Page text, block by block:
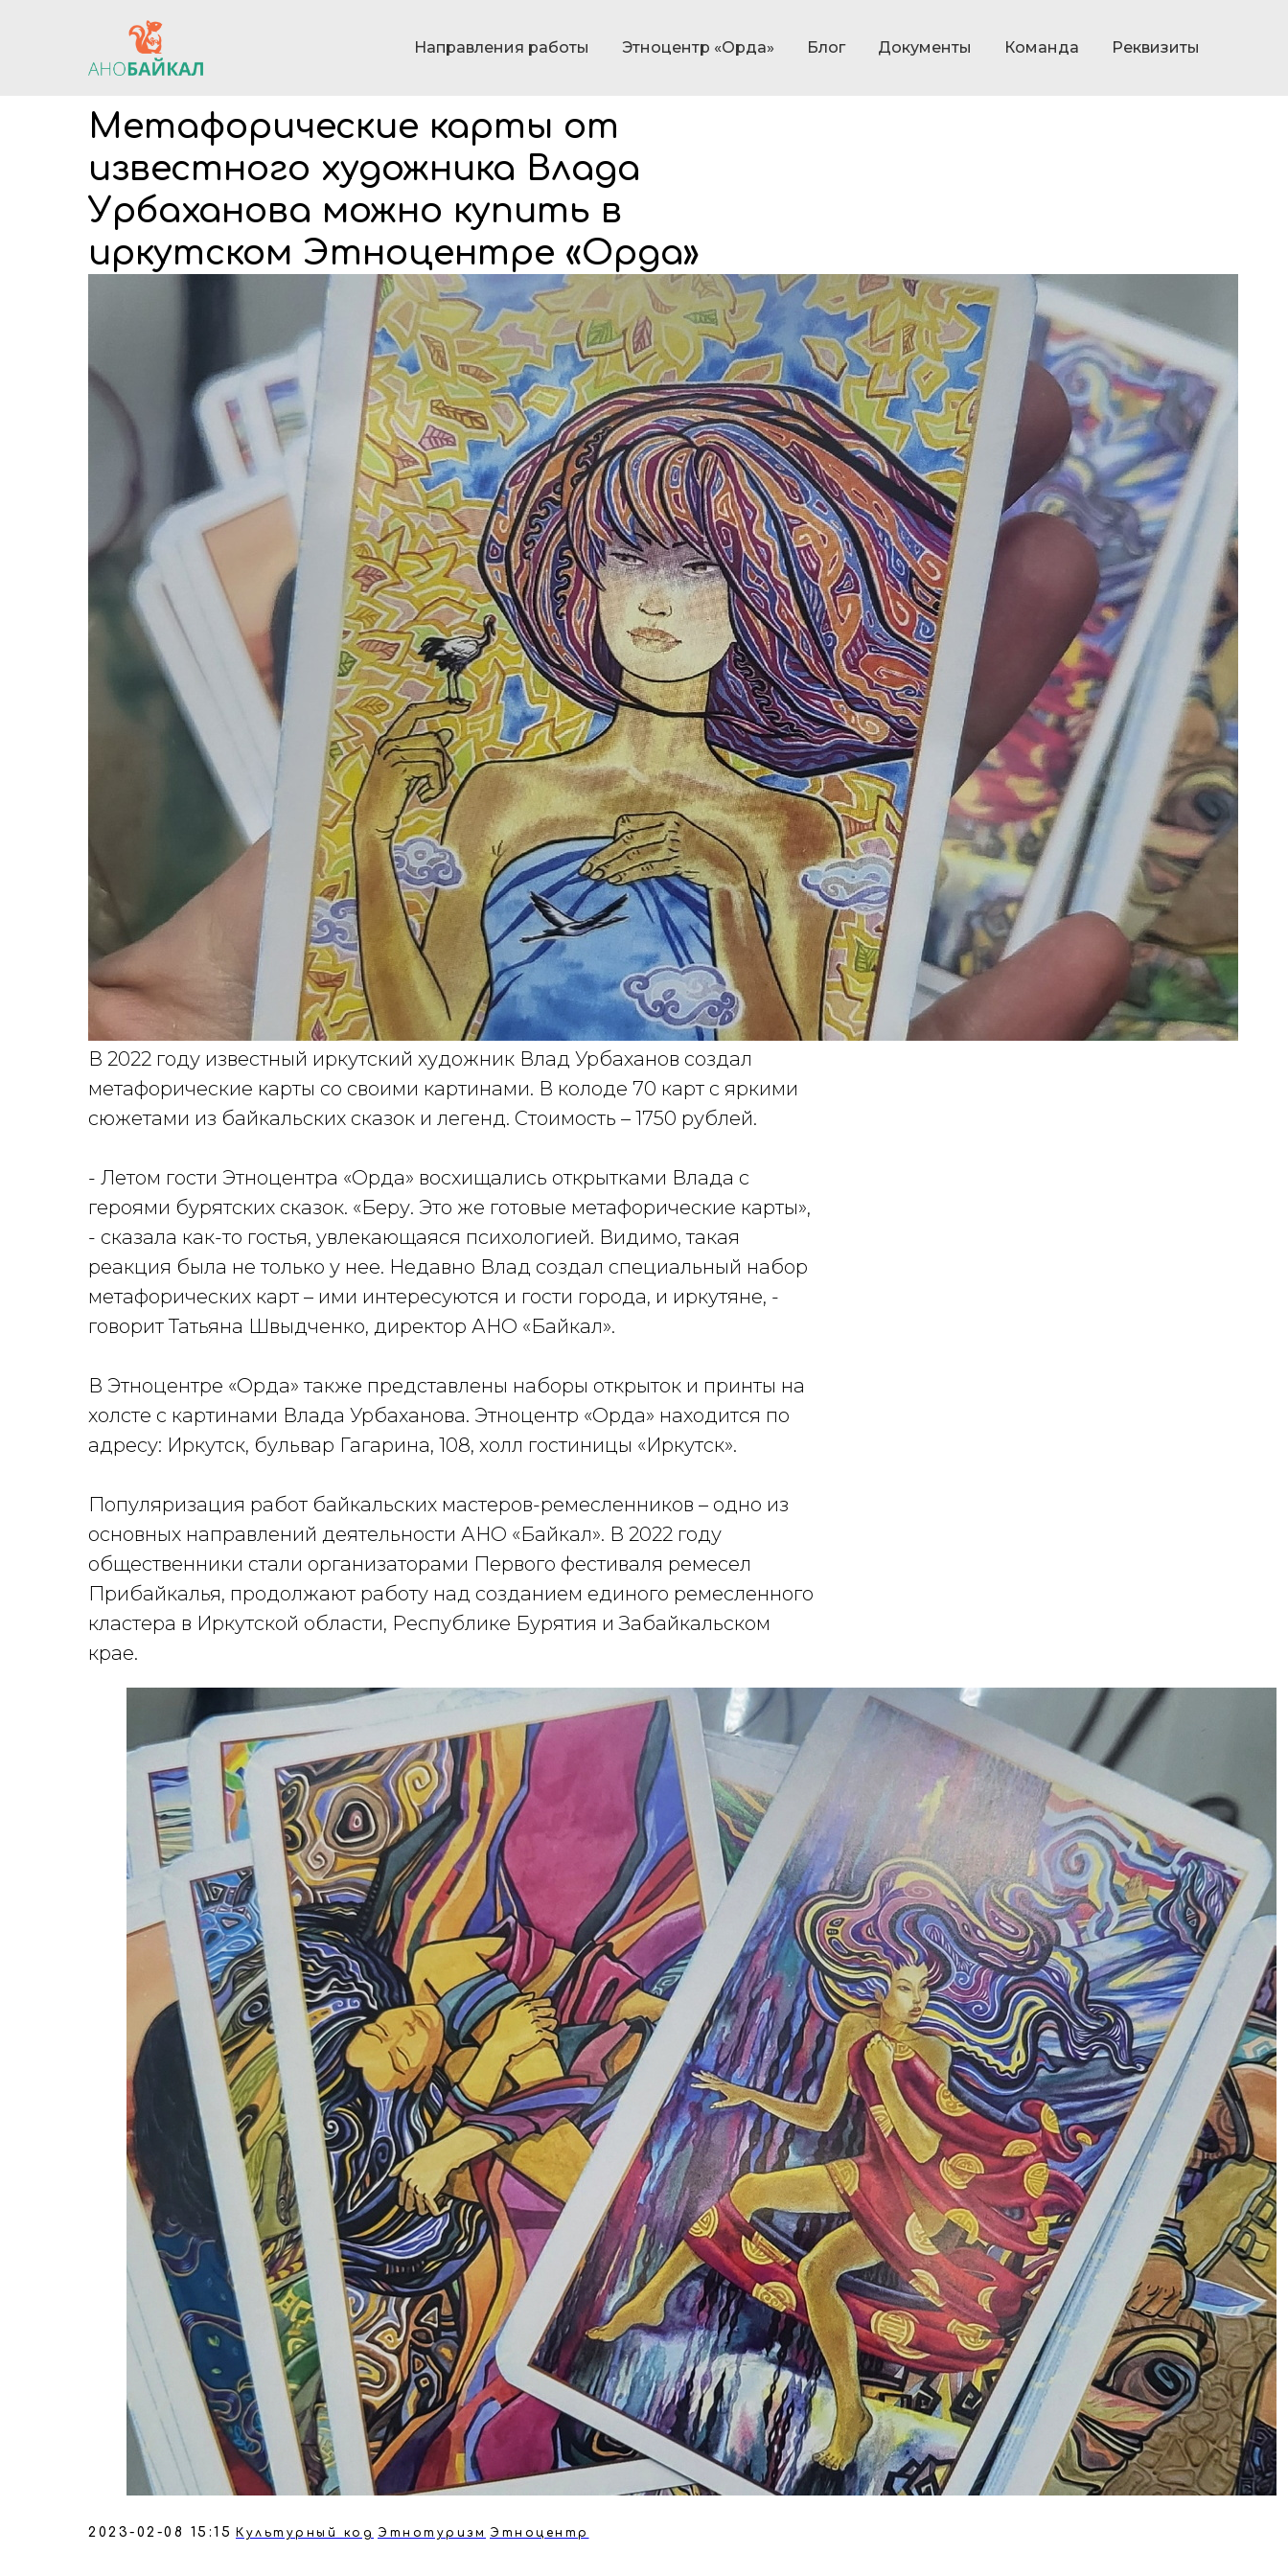
Направления работы Этноцентр «Орда» Блог Документы Команда Реквизиты
Метафорические карты от
известного художника Влада
Урбаханова можно купить в
иркутском Этноцентре «Орда»
В 2022 году известный иркутский художник Влад Урбаханов создал
метафорические карты со своими картинами. В колоде 70 карт с яркими
сюжетами из байкальских сказок и легенд. Стоимость – 1750 рублей.
- Летом гости Этноцентра «Орда» восхищались открытками Влада с
героями бурятских сказок. «Беру. Это же готовые метафорические карты»,
- сказала как-то гостья, увлекающаяся психологией. Видимо, такая
реакция была не только у нее. Недавно Влад создал специальный набор
метафорических карт – ими интересуются и гости города, и иркутяне, -
говорит Татьяна Швыдченко, директор АНО «Байкал».
В Этноцентре «Орда» также представлены наборы открыток и принты на
холсте с картинами Влада Урбаханова. Этноцентр «Орда» находится по
адресу: Иркутск, бульвар Гагарина, 108, холл гостиницы «Иркутск».
Популяризация работ байкальских мастеров-ремесленников – одно из
основных направлений деятельности АНО «Байкал». В 2022 году
общественники стали организаторами Первого фестиваля ремесел
Прибайкалья, продолжают работу над созданием единого ремесленного
кластера в Иркутской области, Республике Бурятия и Забайкальском
крае.
2023-02-08 15:15 Культурный код Этнотуризм Этноцентр